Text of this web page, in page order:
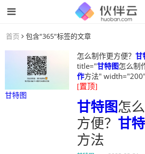
首页 包含"365"标签的文章
甘特图
怎么制作更方便？ 甘
title="甘特图怎么制
作方法"
[置顶]
甘特图怎
方便？ 甘
方法